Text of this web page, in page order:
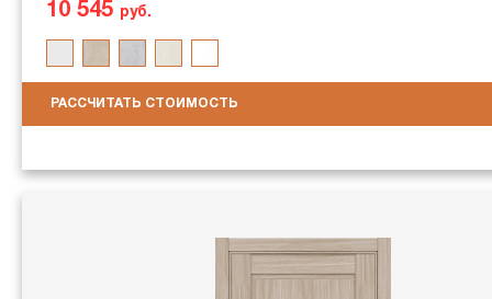
10 545 руб.
РАССЧИТАТЬ СТОИМОСТЬ